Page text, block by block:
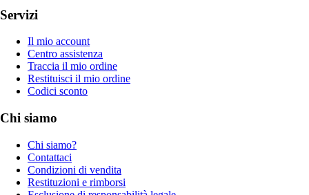
Servizi
Il mio account
Centro assistenza
Traccia il mio ordine
Restituisci il mio ordine
Codici sconto
Chi siamo
Chi siamo?
Contattaci
Condizioni di vendita
Restituzioni e rimborsi